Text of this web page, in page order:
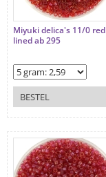
Miyuki delica's 11/0 red
lined ab 295
BESTEL